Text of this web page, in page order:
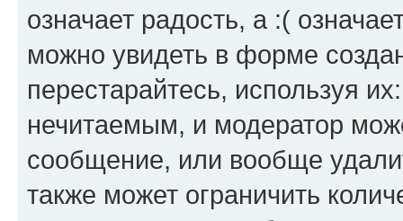
означает радость, а :(
можно увидеть в форме
перестарайтесь, используя
нечитаемым, и модератор
сообщение, или вообще
также может ограничить